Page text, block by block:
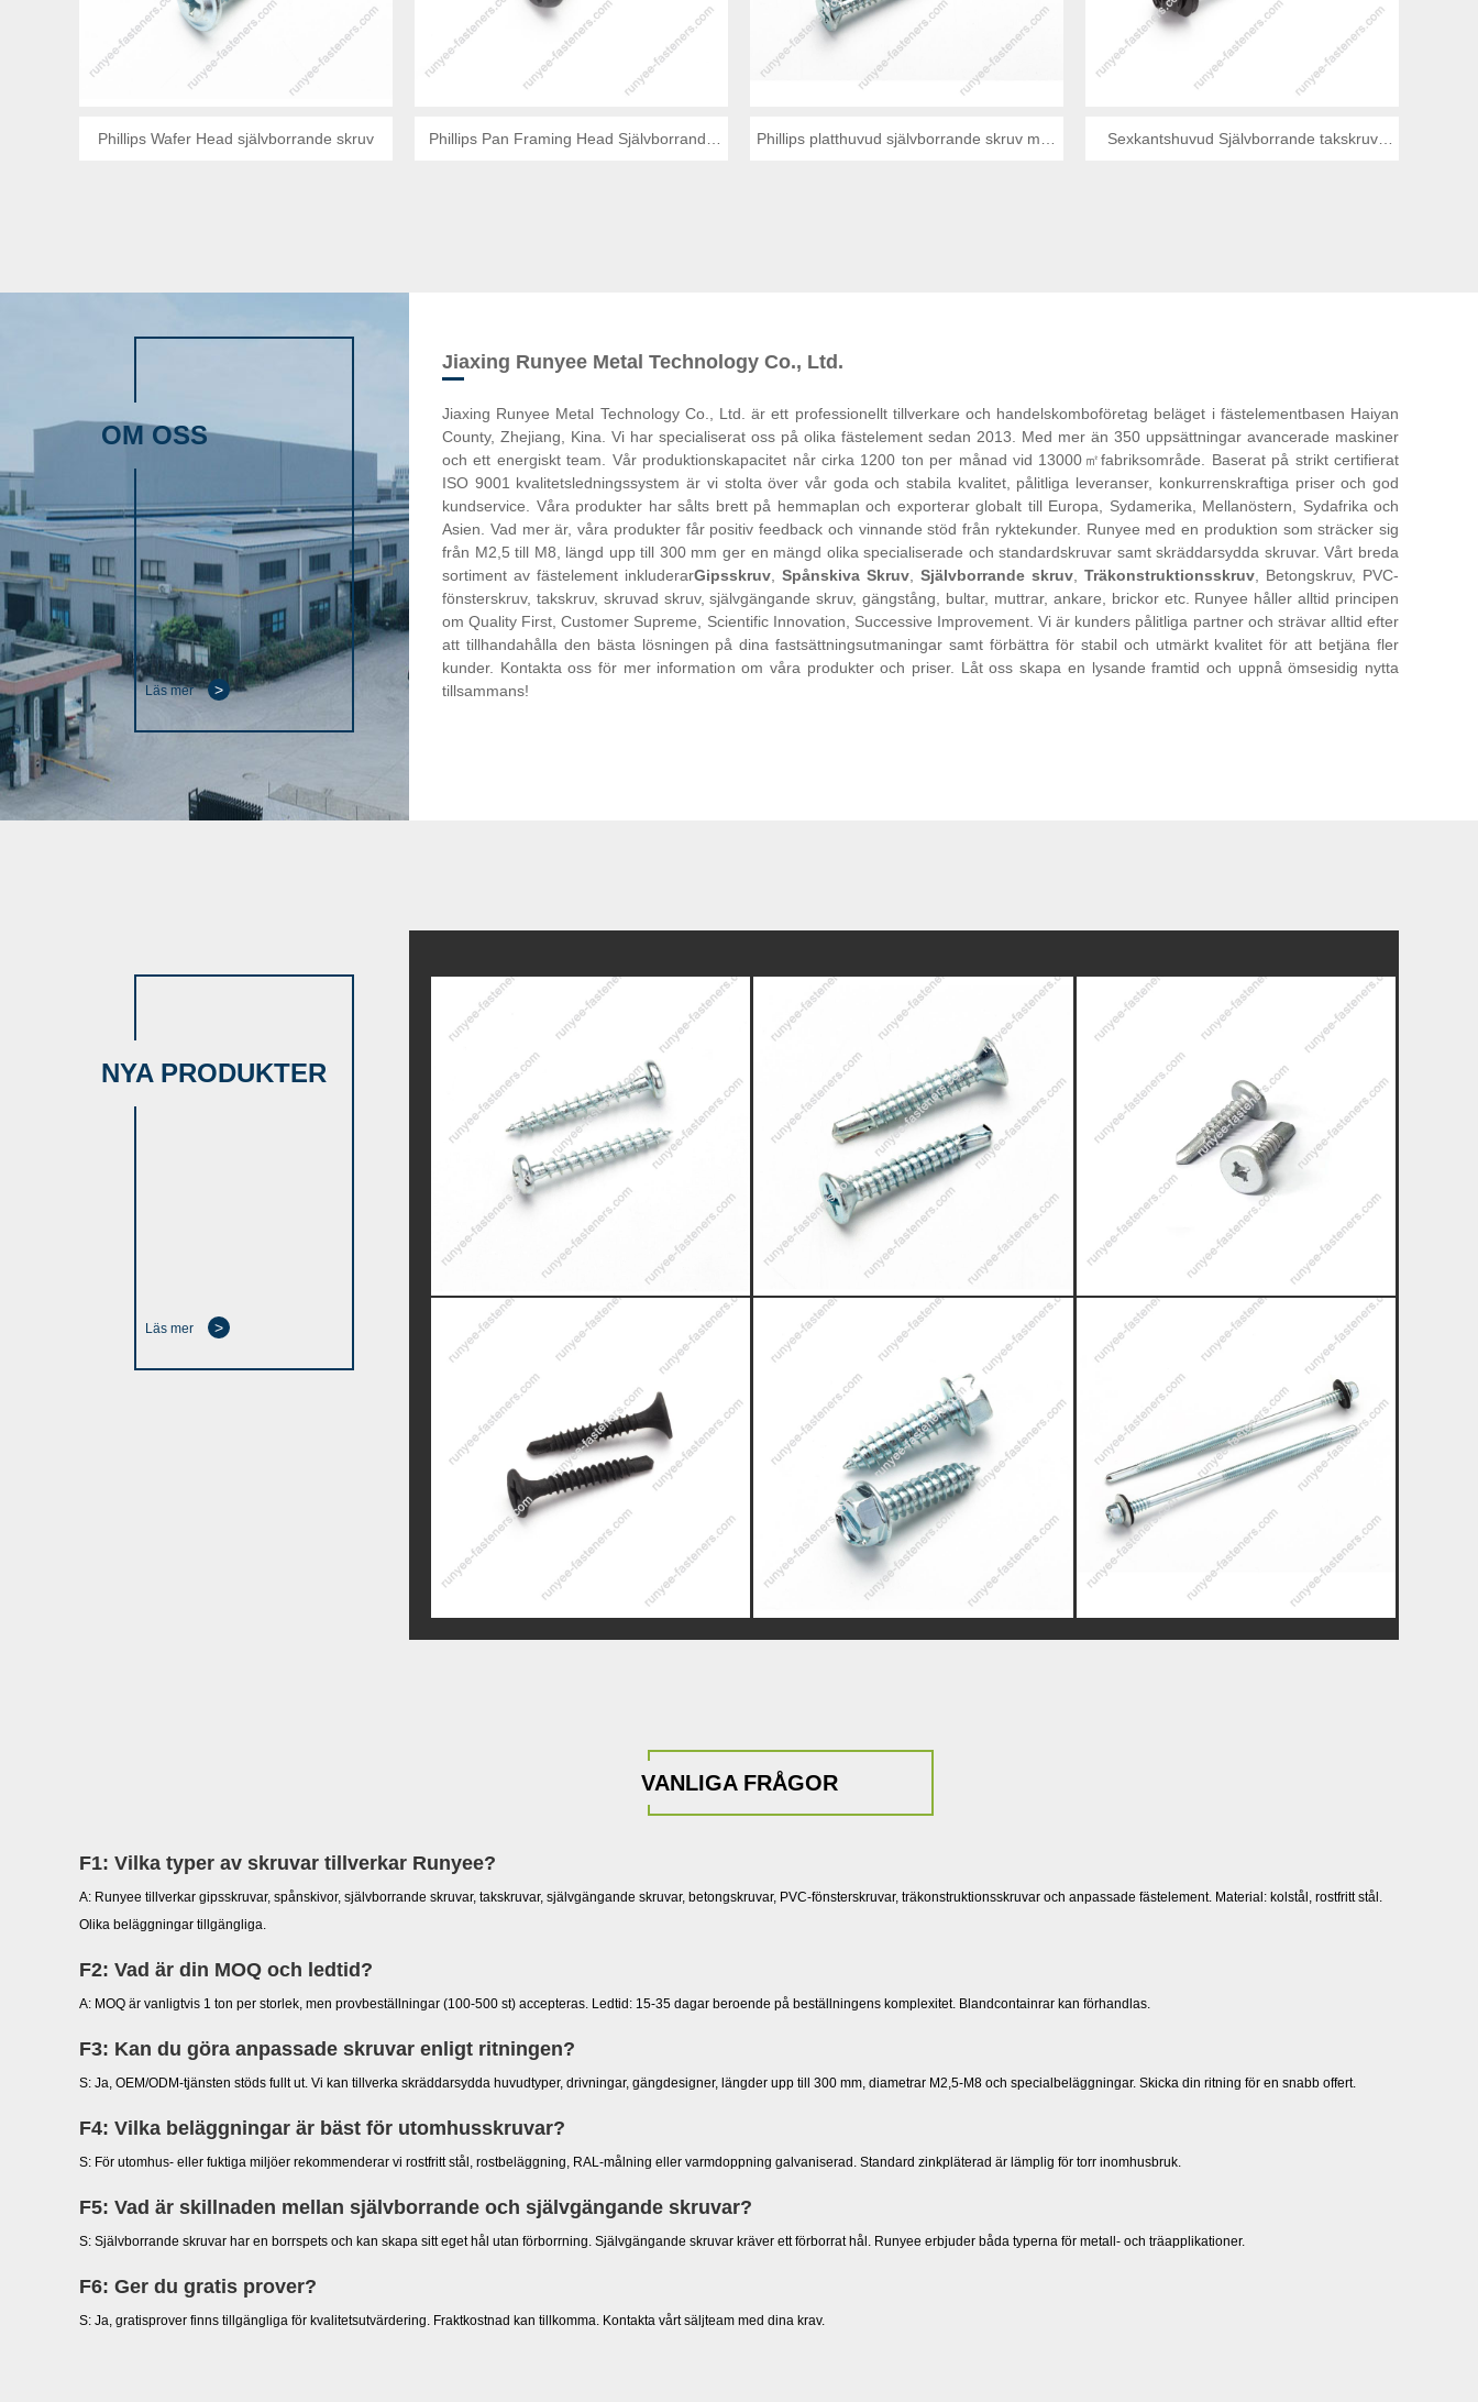
VANLIGA FRÅGOR
F1: Vilka typer av skruvar tillverkar Runyee?
A: Runyee tillverkar gipsskruvar, spånskivor, självborrande skruvar, takskruvar, självgängande skruvar, betongskruvar, PVC-fönsterskruvar, träkonstruktionsskruvar och anpassade fästelement. Material: kolstål, rostfritt stål.
Olika beläggningar tillgängliga.
F2: Vad är din MOQ och ledtid?
A: MOQ är vanligtvis 1 ton per storlek, men provbeställningar (100-500 st) accepteras. Ledtid: 15-35 dagar beroende på beställningens komplexitet. Blandcontainrar kan förhandlas.
F3: Kan du göra anpassade skruvar enligt ritningen?
S: Ja, OEM/ODM-tjänsten stöds fullt ut. Vi kan tillverka skräddarsydda huvudtyper, drivningar, gängdesigner, längder upp till 300 mm, diametrar M2,5-M8 och specialbeläggningar. Skicka din ritning för en snabb offert.
F4: Vilka beläggningar är bäst för utomhusskruvar?
S: För utomhus- eller fuktiga miljöer rekommenderar vi rostfritt stål, rostbeläggning, RAL-målning eller varmdoppning galvaniserad. Standard zinkpläterad är lämplig för torr inomhusbruk.
F5: Vad är skillnaden mellan självborrande och självgängande skruvar?
S: Självborrande skruvar har en borrspets och kan skapa sitt eget hål utan förborrning. Självgängande skruvar kräver ett förborrat hål. Runyee erbjuder båda typerna för metall- och träapplikationer.
F6: Ger du gratis prover?
S: Ja, gratisprover finns tillgängliga för kvalitetsutvärdering. Fraktkostnad kan tillkomma. Kontakta vårt säljteam med dina krav.
Phillips Wafer Head självborrande skruv Phillips Pan Framing Head Självborrande Phillips platthuvud självborrande skruv med Sexkantshuvud Självborrande takskruv
OM OSS
Läs mer >
Jiaxing Runyee Metal Technology Co., Ltd.
Jiaxing Runyee Metal Technology Co., Ltd. är ett professionellt tillverkare och handelskomboföretag beläget i fästelementbasen Haiyan
County, Zhejiang, Kina. Vi har specialiserat oss på olika fästelement sedan 2013. Med mer än 350 uppsättningar avancerade maskiner
och ett energiskt team. Vår produktionskapacitet når cirka 1200 ton per månad vid 13000㎡fabriksområde. Baserat på strikt certifierat
ISO 9001 kvalitetsledningssystem är vi stolta över vår goda och stabila kvalitet, pålitliga leveranser, konkurrenskraftiga priser och god
kundservice. Våra produkter har sålts brett på hemmaplan och exporterar globalt till Europa, Sydamerika, Mellanöstern, Sydafrika och
Asien. Vad mer är, våra produkter får positiv feedback och vinnande stöd från ryktekunder. Runyee med en produktion som sträcker sig
från M2,5 till M8, längd upp till 300 mm ger en mängd olika specialiserade och standardskruvar samt skräddarsydda skruvar. Vårt breda
sortiment av fästelement inkluderarGipsskruv Spånskiva Skruv Självborrande skruv Träkonstruktionsskruv , Betongskruv, PVC-
fönsterskruv, takskruv, skruvad skruv, självgängande skruv, gängstång, bultar, muttrar, ankare, brickor etc. Runyee håller alltid principen
om Quality First, Customer Supreme, Scientific Innovation, Successive Improvement. Vi är kunders pålitliga partner och strävar alltid efter
att tillhandahålla den bästa lösningen på dina fastsättningsutmaningar samt förbättra för stabil och utmärkt kvalitet för att betjäna fler
kunder. Kontakta oss för mer information om våra produkter och priser. Låt oss skapa en lysande framtid och uppnå ömsesidig nytta
tillsammans!
NYA PRODUKTER
Läs mer >